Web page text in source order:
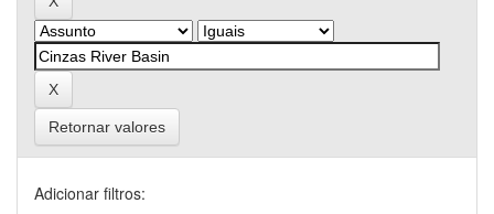
Retornar valores
Adicionar filtros: